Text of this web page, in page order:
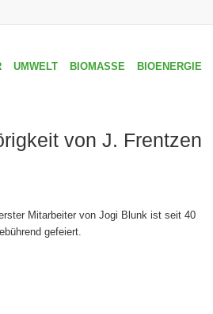
UMWELT BIOMASSE BIOENERGIE
von J. Frentzen
Mitarbeiter von Jogi Blunk ist seit 40
gefeiert.